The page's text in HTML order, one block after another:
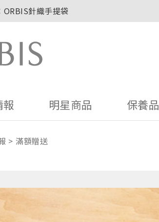
ORBIS針織手提袋
惠！2026年刷卡滿額送百元購物金！
數8倍送！
大理石紋午茶杯
報 明星商品 保養品
滿額贈送